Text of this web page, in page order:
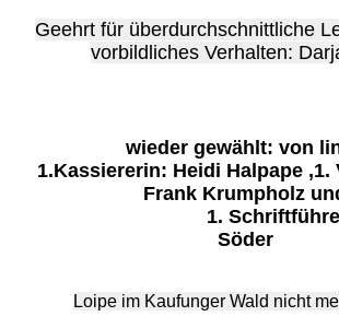
Geehrt für überdurchschnittliche
vorbildliches Verhalten:
wieder gewählt: von
1.Kassiererin: Heidi Halpape ,1.
Frank Krumpholz
1. Schriftführerin
Söder
Loipe im Kaufunger Wald nicht